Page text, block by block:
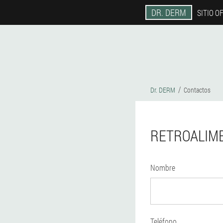
DR. DERM SITIO
Dr. DERM Contactos
Nombre